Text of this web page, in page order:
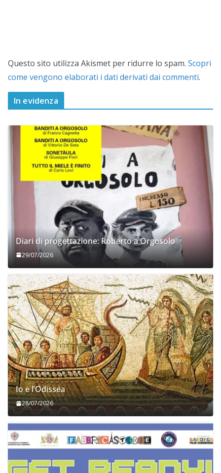
Questo sito utilizza Akismet per ridurre lo spam. Scopri
come vengono elaborati i dati derivati dai commenti.
In evidenza
Diari di progettazione: Roberto a Orgosolo
29/07/2026
Io e l’Odissea
28/07/2026